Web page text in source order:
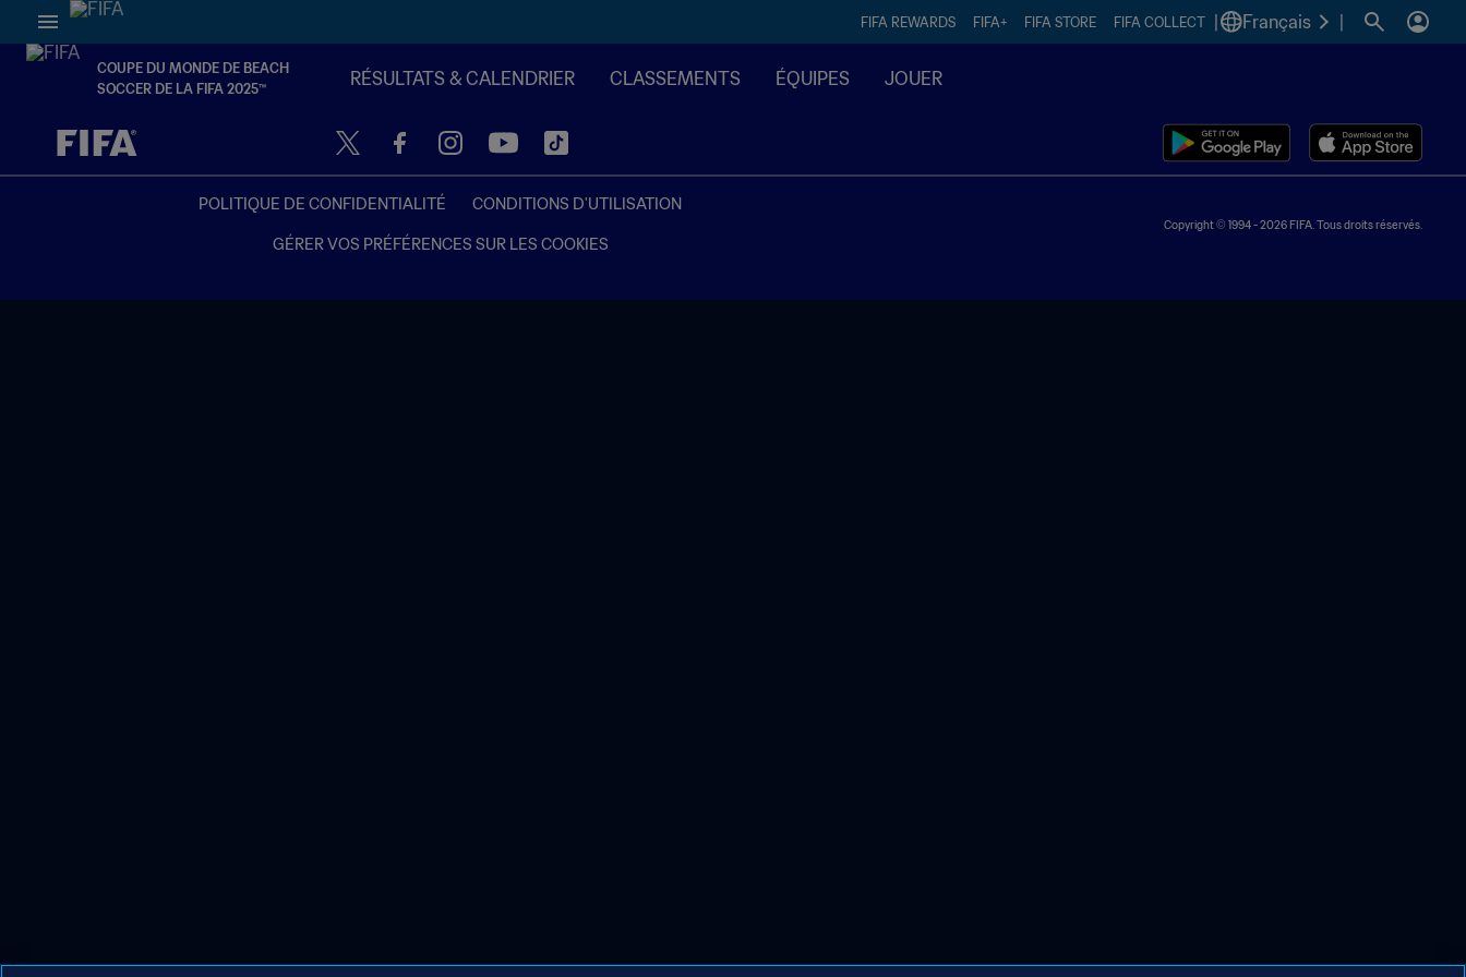
FIFA REWARDS FIFA+ FIFA STORE FIFA COLLECT Français
COUPE DU MONDE DE BEACH
SOCCER DE LA FIFA 2025™
RÉSULTATS & CALENDRIER CLASSEMENTS ÉQUIPES JOUER
à dét. – à dét.
POLITIQUE DE CONFIDENTIALITÉ CONDITIONS D'UTILISATION
GÉRER VOS PRÉFÉRENCES SUR LES COOKIES
Copyright © 1994 - 2026 FIFA. Tous droits réservés.